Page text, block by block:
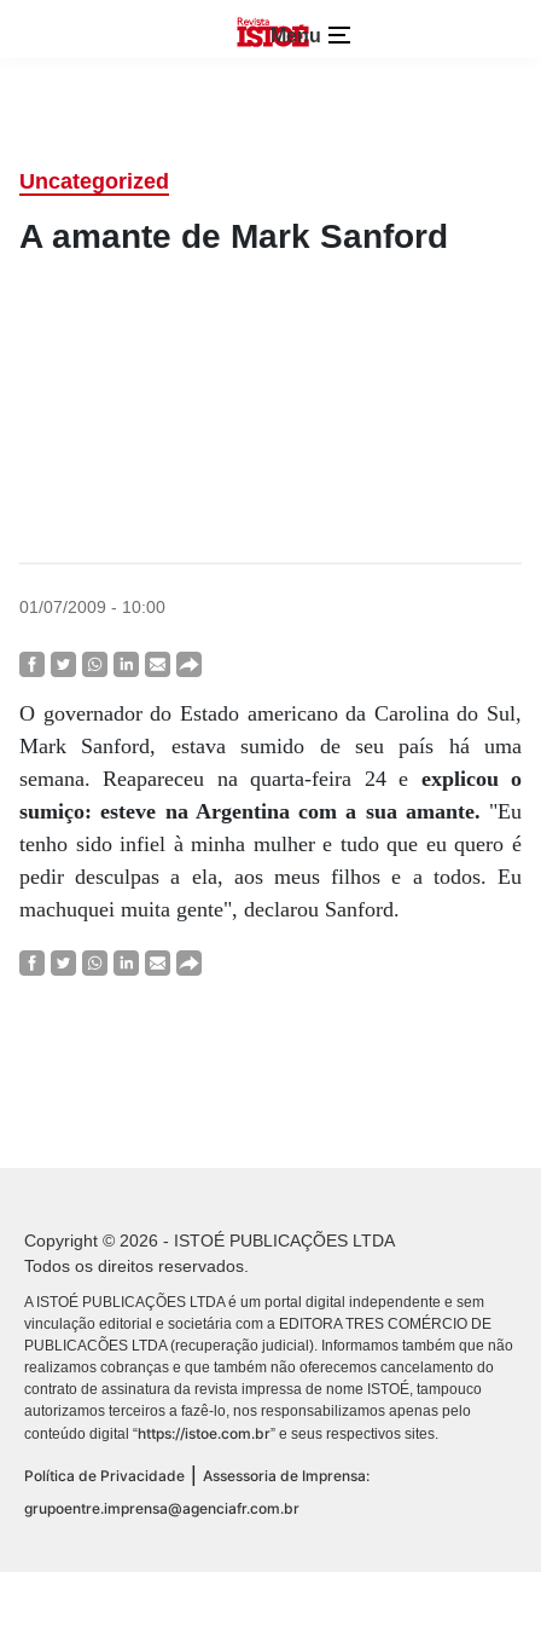
Menu
Uncategorized
A amante de Mark Sanford
01/07/2009 - 10:00
O governador do Estado americano da Carolina do Sul,
Mark Sanford, estava sumido de seu país há uma
semana. Reapareceu na quarta-feira 24 e explicou o
sumiço: esteve na Argentina com a sua amante. "Eu
tenho sido infiel à minha mulher e tudo que eu quero é
pedir desculpas a ela, aos meus filhos e a todos. Eu
machuquei muita gente", declarou Sanford.
Copyright © 2026 - ISTOÉ PUBLICAÇÕES LTDA
Todos os direitos reservados.
A ISTOÉ PUBLICAÇÕES LTDA é um portal digital independente e sem
vinculação editorial e societária com a EDITORA TRES COMÉRCIO DE
PUBLICACÕES LTDA (recuperação judicial). Informamos também que não
realizamos cobranças e que também não oferecemos cancelamento do
contrato de assinatura da revista impressa de nome ISTOÉ, tampouco
autorizamos terceiros a fazê-lo, nos responsabilizamos apenas pelo
conteúdo digital “https://istoe.com.br” e seus respectivos sites.
Política de Privacidade
Assessoria de Imprensa:
grupoentre.imprensa@agenciafr.com.br